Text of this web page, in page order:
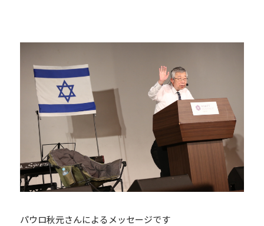
パウロ秋元さんによるメッセージです